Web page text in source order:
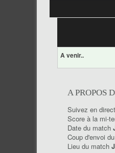
A venir..
A PROPOS
Suivez en
Score à la mi-
Date du match
Coup d'envoi
Lieu du match